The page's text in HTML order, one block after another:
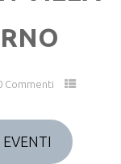
Commenti